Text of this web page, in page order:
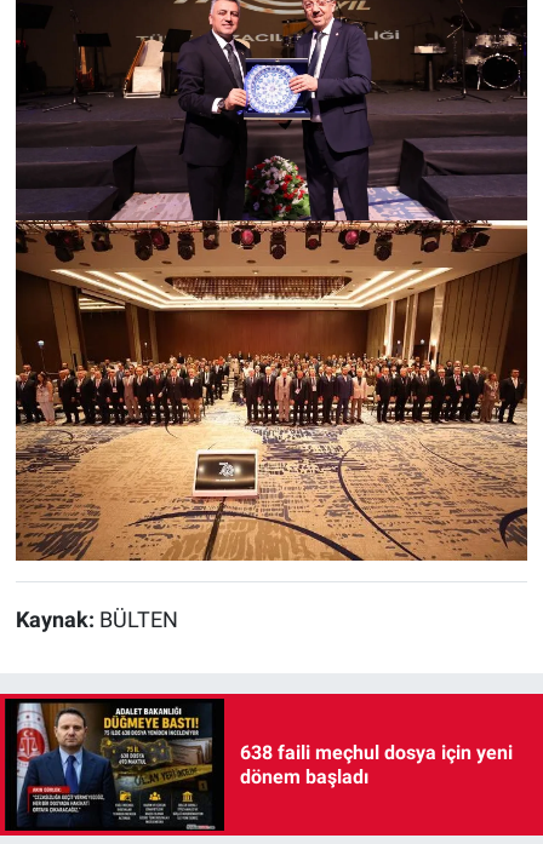
Kaynak: BÜLTEN
638 faili meçhul dosya için yeni
dönem başladı